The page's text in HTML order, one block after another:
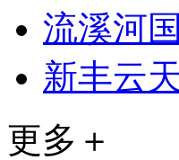
流溪河
新丰云
更多＋